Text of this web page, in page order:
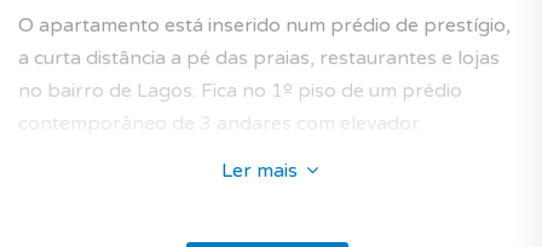
O apartamento está inserido num prédio de prestígio,
a curta distância a pé das praias, restaurantes e lojas
no bairro de Lagos. Fica no 1º piso de um prédio
contemporâneo de 3 andares com elevador.
Este apartamento T2 novo com 173m², com terraço,
Ler mais